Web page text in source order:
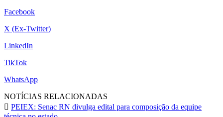
Facebook
X (Ex-Twitter)
LinkedIn
TikTok
WhatsApp
NOTÍCIAS RELACIONADAS
PEIEX: Senac RN divulga edital para composição da equipe